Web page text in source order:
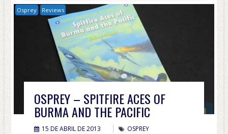
Osprey Reviews
OSPREY – SPITFIRE ACES OF
BURMA AND THE PACIFIC
15 DE ABRIL DE 2013 OSPREY